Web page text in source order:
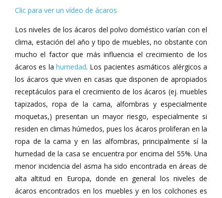
Clic para ver un vídeo de ácaros
Los niveles de los ácaros del polvo doméstico varían con el
clima, estación del año y tipo de muebles, no obstante con
mucho el factor que más influencia el crecimiento de los
ácaros es la humedad. Los pacientes asmáticos alérgicos a
los ácaros que viven en casas que disponen de apropiados
receptáculos para el crecimiento de los ácaros (ej. muebles
tapizados, ropa de la cama, alfombras y especialmente
moquetas,) presentan un mayor riesgo, especialmente si
residen en climas húmedos, pues los ácaros proliferan en la
ropa de la cama y en las alfombras, principalmente sí la
humedad de la casa se encuentra por encima del 55%. Una
menor incidencia del asma ha sido encontrada en áreas de
alta altitud en Europa, donde en general los niveles de
ácaros encontrados en los muebles y en los colchones es